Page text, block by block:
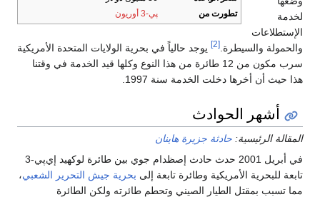
تطورت من پي-3 أوريون
لخدمة
الإستطلاعات
والحمولة والسيطرة.[2]
يوجد حالياً في بحرية الولايات المتحدة الأمريكية
سرب مكون من 12 طائرة من هذا النوع وكلها قيد الخدمة في وقتنا
هذا حيث أن أخرها دخلت الخدمة سنة 1997.
أشهر الحوادث
المقالة الرئيسية: حادثة جزيرة هاينان
في أبريل 2001 حدث حادث إصظدام جوي بين طائرة لوكهيد إي‌پي-3
تابعة للبحرية الأمريكية وطائرة تابعة إلى بحرية جيش التحرير الشعبي،
مما تسبب بمقتل الطيار الصيني وتحطم طائرته ولكن الطائرة